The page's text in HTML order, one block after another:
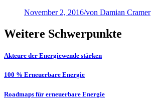
November 2, 2016/von Damian Cramer
Weitere Schwerpunkte
Akteure der Energiewende stärken
100 % Erneuerbare Energie
Roadmaps für erneuerbare Energie